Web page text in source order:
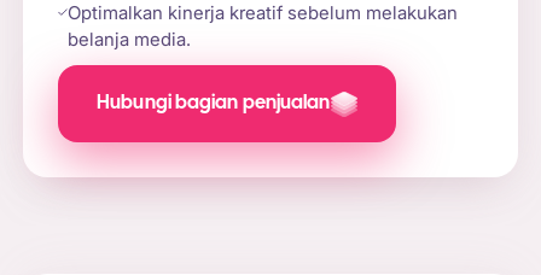
Optimalkan kinerja kreatif sebelum melakukan
belanja media.
Hubungi bagian penjualan